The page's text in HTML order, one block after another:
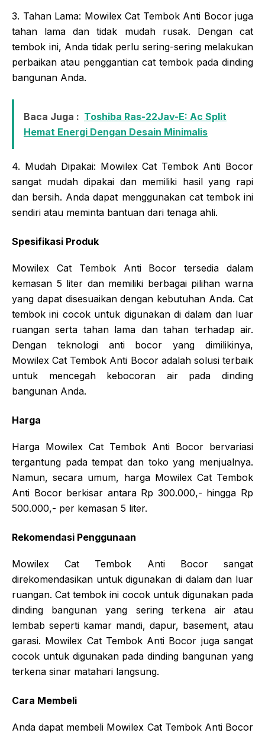
3. Tahan Lama: Mowilex Cat Tembok Anti Bocor juga
tahan lama dan tidak mudah rusak. Dengan cat
tembok ini, Anda tidak perlu sering-sering melakukan
perbaikan atau penggantian cat tembok pada dinding
bangunan Anda.
Baca Juga : Toshiba Ras-22Jav-E: Ac Split
Hemat Energi Dengan Desain Minimalis
4. Mudah Dipakai: Mowilex Cat Tembok Anti Bocor
sangat mudah dipakai dan memiliki hasil yang rapi
dan bersih. Anda dapat menggunakan cat tembok ini
sendiri atau meminta bantuan dari tenaga ahli.
Spesifikasi Produk
Mowilex Cat Tembok Anti Bocor tersedia dalam
kemasan 5 liter dan memiliki berbagai pilihan warna
yang dapat disesuaikan dengan kebutuhan Anda. Cat
tembok ini cocok untuk digunakan di dalam dan luar
ruangan serta tahan lama dan tahan terhadap air.
Dengan teknologi anti bocor yang dimilikinya,
Mowilex Cat Tembok Anti Bocor adalah solusi terbaik
untuk mencegah kebocoran air pada dinding
bangunan Anda.
Harga
Harga Mowilex Cat Tembok Anti Bocor bervariasi
tergantung pada tempat dan toko yang menjualnya.
Namun, secara umum, harga Mowilex Cat Tembok
Anti Bocor berkisar antara Rp 300.000,- hingga Rp
500.000,- per kemasan 5 liter.
Rekomendasi Penggunaan
Mowilex Cat Tembok Anti Bocor sangat
direkomendasikan untuk digunakan di dalam dan luar
ruangan. Cat tembok ini cocok untuk digunakan pada
dinding bangunan yang sering terkena air atau
lembab seperti kamar mandi, dapur, basement, atau
garasi. Mowilex Cat Tembok Anti Bocor juga sangat
cocok untuk digunakan pada dinding bangunan yang
terkena sinar matahari langsung.
Cara Membeli
Anda dapat membeli Mowilex Cat Tembok Anti Bocor